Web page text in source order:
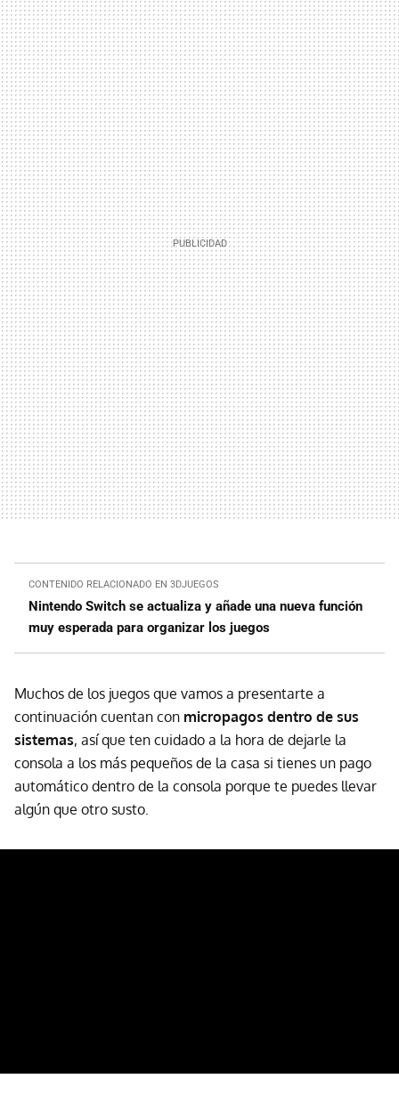
CONTENIDO RELACIONADO EN 3DJUEGOS
Nintendo Switch se actualiza y añade una nueva función
muy esperada para organizar los juegos
Muchos de los juegos que vamos a presentarte a
continuación cuentan con micropagos dentro de sus
sistemas, así que ten cuidado a la hora de dejarle la
consola a los más pequeños de la casa si tienes un pago
automático dentro de la consola porque te puedes llevar
algún que otro susto.